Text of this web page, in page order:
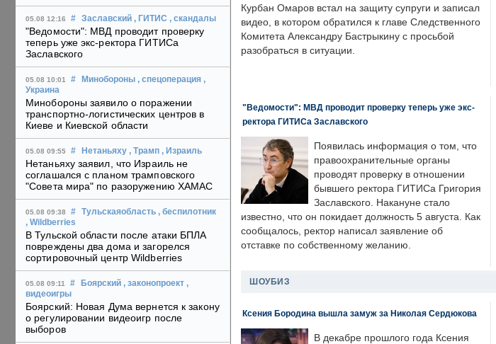
05.08 12:16 # Заславский , ГИТИС , скандалы
"Ведомости": МВД проводит проверку
теперь уже экс-ректора ГИТИСа
Заславского
05.08 10:01 # Минобороны , спецоперация ,
Украина
Минобороны заявило о поражении
транспортно-логистических центров в
Киеве и Киевской области
05.08 09:55 # Нетаньяху , Трамп , Израиль
Нетаньяху заявил, что Израиль не
соглашался с планом трамповского
"Совета мира" по разоружению ХАМАС
05.08 09:38 # Тульскаяобласть , беспилотник
, Wildberries
В Тульской области после атаки БПЛА
повреждены два дома и загорелся
сортировочный центр Wildberries
05.08 09:11 # Боярский , законопроект ,
видеоигры
Боярский: Новая Дума вернется к закону
о регулировании видеоигр после
выборов
Курбан Омаров встал на защиту супруги и записал
видео, в котором обратился к главе Следственного
Комитета Александру Бастрыкину с просьбой
разобраться в ситуации.
"Ведомости": МВД проводит проверку теперь уже экс-
ректора ГИТИСа Заславского
Появилась информация о том, что
правоохранительные органы
проводят проверку в отношении
бывшего ректора ГИТИСа Григория
Заславского. Накануне стало
известно, что он покидает должность 5 августа. Как
сообщалось, ректор написал заявление об
отставке по собственному желанию.
ШОУБИЗ
Ксения Бородина вышла замуж за Николая Сердюкова
В декабре прошлого года Ксения